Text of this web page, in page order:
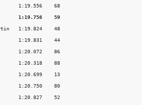
03 Perez        Red Bull       1:19.556    68
1:19.756    59
1:19.824    48
1:19.831    44
1:20.072    86
1:20.318    88
1:20.699    13
1:20.750    80
1:20.827    52